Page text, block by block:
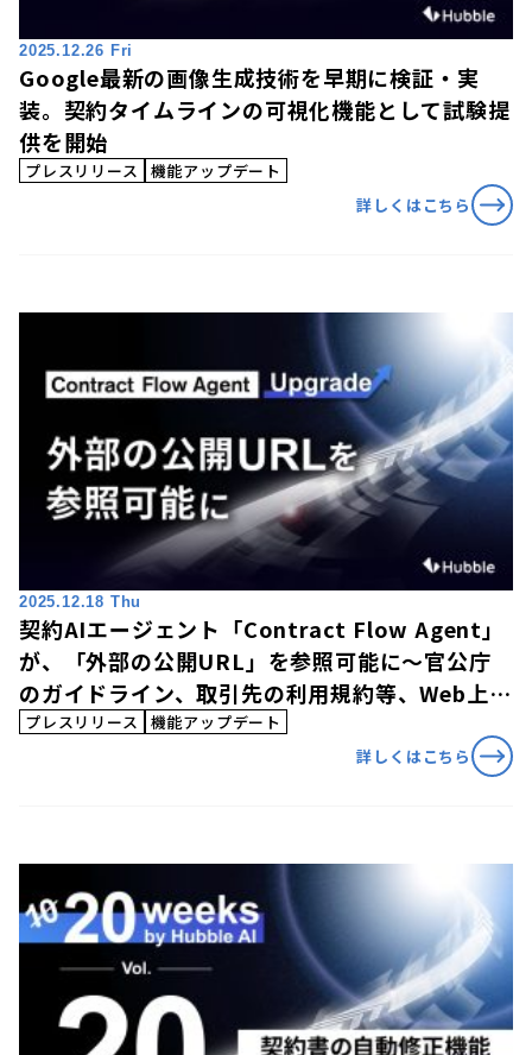
2025.12.26 Fri
Google最新の画像生成技術を早期に検証・実
装。契約タイムラインの可視化機能として試験提
供を開始
プレスリリース
機能アップデート
詳しくはこちら
2025.12.18 Thu
契約AIエージェント「Contract Flow Agent」
が、「外部の公開URL」を参照可能に〜官公庁
のガイドライン、取引先の利用規約等、Web上の
最新情報に基づくレビュー・相談対応を実現〜
プレスリリース
機能アップデート
詳しくはこちら